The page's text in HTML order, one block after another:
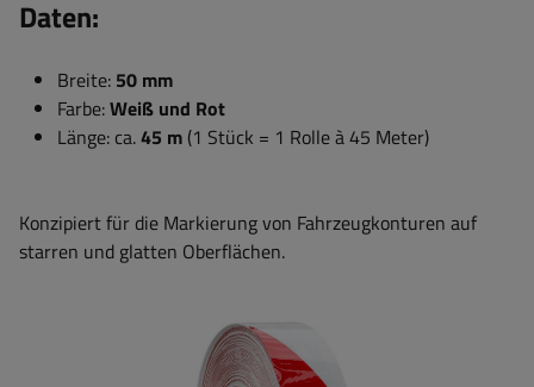
Daten:
Breite: 50 mm
Farbe:Weiß und Rot
Länge: ca.45 m (1 Stück = 1 Rolle à 45 Meter)
Konzipiert für die Markierung von Fahrzeugkonturen auf
starren und glatten Oberflächen.